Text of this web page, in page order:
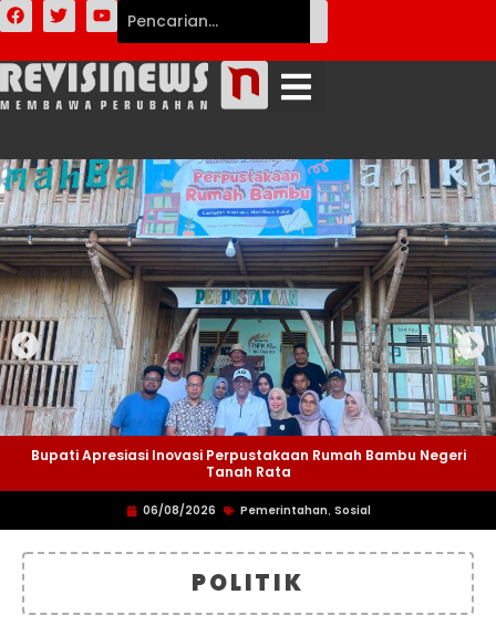
Bupati Apresiasi Inovasi Perpustakaan Rumah Bambu Negeri
Tanah Rata
06/08/2026 Pemerintahan, Sosial
POLITIK